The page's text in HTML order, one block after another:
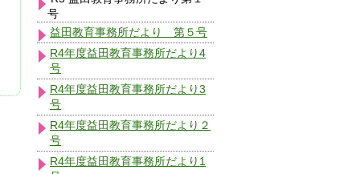
号
益田教育事務所だより 第５号
R4年度益田教育事務所だより4
号
R4年度益田教育事務所だより3
号
R4年度益田教育事務所だより２
号
R4年度益田教育事務所だより1